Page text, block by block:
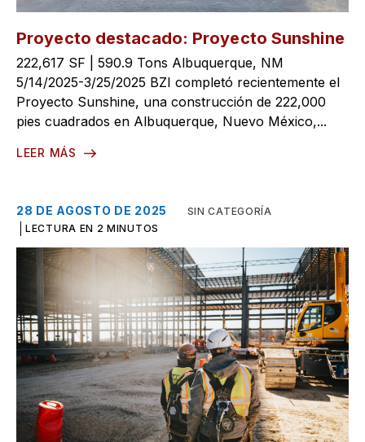
Proyecto destacado: Proyecto Sunshine
222,617 SF | 590.9 Tons Albuquerque, NM
5/14/2025-3/25/2025 BZI completó recientemente el
Proyecto Sunshine, una construcción de 222,000
pies cuadrados en Albuquerque, Nuevo México,...
LEER MÁS
28 DE AGOSTO DE 2025
SIN CATEGORÍA
LECTURA EN 2 MINUTOS